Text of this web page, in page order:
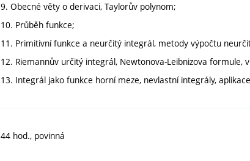
9. Obecné věty o derivaci, Taylorův polynom;
10. Průběh funkce;
11. Primitivní funkce a neurčitý integrál, metody výpočtu
12. Riemannův určitý integrál, Newtonova-Leibnizova formule,
13. Integrál jako funkce horní meze, nevlastní integrály,
44 hod., povinná